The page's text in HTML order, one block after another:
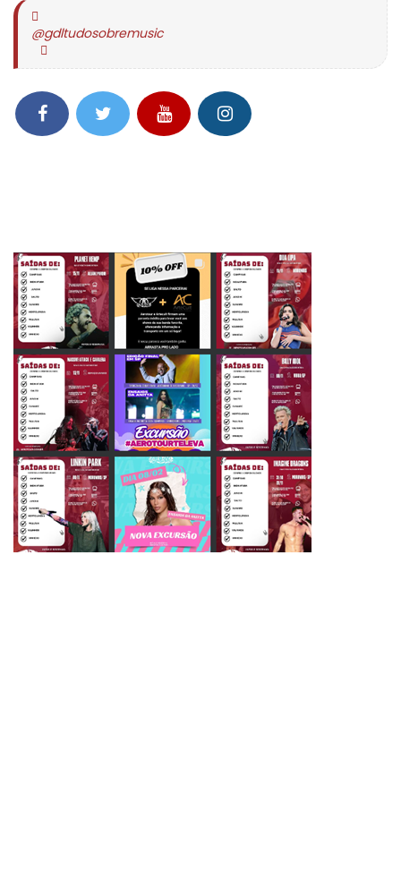
@gdltudosobremusic